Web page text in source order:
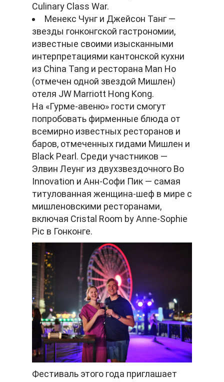
Culinary Class War.
Менекс Чунг и Джейсон Танг —
звезды гонконгской гастрономии,
известные своими изысканными
интерпретациями кантонской кухни
из China Tang и ресторана Man Ho
(отмечен одной звездой Мишлен)
отеля JW Marriott Hong Kong.
На «Гурме-авеню» гости смогут
попробовать фирменные блюда от
всемирно известных ресторанов и
баров, отмеченных гидами Мишлен и
Black Pearl. Среди участников —
Элвин Леунг из двухзвездочного Bo
Innovation и Анн-Софи Пик — самая
титулованная женщина-шеф в мире с
мишленовскими ресторанами,
включая Cristal Room by Anne-Sophie
Pic в Гонконге.
Фестиваль этого года приглашает